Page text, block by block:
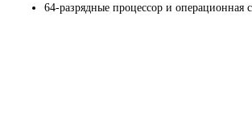
64-разрядные процессор и операционная